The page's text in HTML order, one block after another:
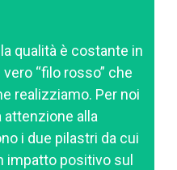
qualità è costante in
“filo rosso” che
realizziamo. Per noi
alla
i due pilastri da cui
impatto positivo sul